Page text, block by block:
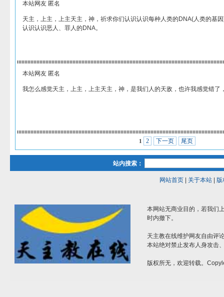
本站网友 匿名
天主，上主，上主天主，神，祈求你们认识认识每种人类的DNA(人类的基
认识认识恶人、罪人的DNA。
本站网友 匿名
我怎么感觉天主，上主，上主天主，神，是我们人的天敌，也许我感觉错了
1 2 下一页 尾页
站内搜索：
网站首页| 关于本站| 版
本网站无商业目的，若我们
时内撤下。
天主教在线维护网友自由评
本站绝对禁止发布人身攻击
版权所无，欢迎转载。